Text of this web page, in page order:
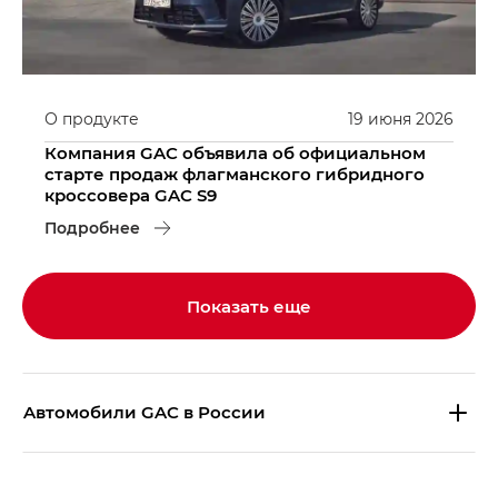
19 июня 2026
О продукте
Компания GAC объявила об официальном
старте продаж флагманского гибридного
кроссовера GAC S9
Подробнее
Показать еще
Aвтомобили GAC в России